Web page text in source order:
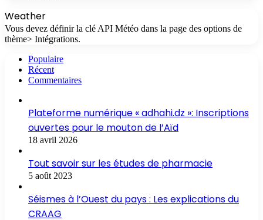
Weather
Vous devez définir la clé API Météo dans la page des options de
thème> Intégrations.
Populaire
Récent
Commentaires
Plateforme numérique « adhahi.dz »: Inscriptions
ouvertes pour le mouton de l’Aïd
18 avril 2026
Tout savoir sur les études de pharmacie
5 août 2023
Séismes à l’Ouest du pays : Les explications du
CRAAG